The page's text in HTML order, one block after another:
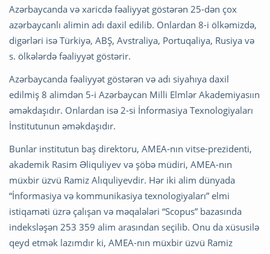
Azərbaycanda və xaricdə fəaliyyət göstərən 25-dən çox
azərbaycanlı alimin adı daxil edilib. Onlardan 8-i ölkəmizdə,
digərləri isə Türkiyə, ABŞ, Avstraliya, Portuqaliya, Rusiya və
s. ölkələrdə fəaliyyət göstərir.
Azərbaycanda fəaliyyət göstərən və adı siyahıya daxil
edilmiş 8 alimdən 5-i Azərbaycan Milli Elmlər Akademiyasıın
əməkdaşıdır. Onlardan isə 2-si İnformasiya Texnologiyaları
İnstitutunun əməkdaşıdır.
Bunlar institutun baş direktoru, AMEA-nın vitse-prezidenti,
akademik Rasim Əliquliyev və şöbə müdiri, AMEA-nın
müxbir üzvü Ramiz Alıquliyevdir. Hər iki alim dünyada
“İnformasiya və kommunikasiya texnologiyaları” elmi
istiqaməti üzrə çalışan və məqalələri “Scopus” bazasında
indeksləşən 253 359 alim arasından seçilib. Onu da xüsusilə
qeyd etmək lazımdır ki, AMEA-nın müxbir üzvü Ramiz